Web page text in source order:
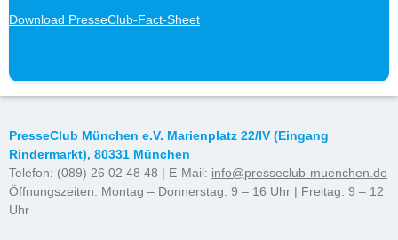
Download PresseClub-Fact-Sheet
PresseClub München e.V. Marienplatz 22/IV (Eingang
Rindermarkt), 80331 München
Telefon: (089) 26 02 48 48 | E-Mail: info@presseclub-muenchen.de
Öffnungszeiten: Montag – Donnerstag: 9 – 16 Uhr | Freitag: 9 – 12
Uhr